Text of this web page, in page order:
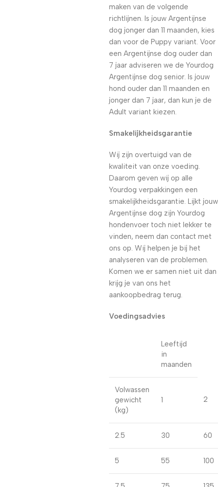
maken van de volgende
richtlijnen. Is jouw Argentijnse
dog jonger dan 11 maanden, kies
dan voor de Puppy variant. Voor
een Argentijnse dog ouder dan
7 jaar adviseren we de Yourdog
Argentijnse dog senior. Is jouw
hond ouder dan 11 maanden en
jonger dan 7 jaar, dan kun je de
Adult variant kiezen.
Smakelijkheidsgarantie
Wij zijn overtuigd van de
kwaliteit van onze voeding.
Daarom geven wij op alle
Yourdog verpakkingen een
smakelijkheidsgarantie. Lijkt jouw
Argentijnse dog zijn Yourdog
hondenvoer toch niet lekker te
vinden, neem dan contact met
ons op. Wij helpen je bij het
analyseren van de problemen.
Komen we er samen niet uit dan
krijg je van ons het
aankoopbedrag terug.
Voedingsadvies
Leeftijd
in
maanden
Volwassen
gewicht
(kg)
1 2
2.5 30 60
5 55 100